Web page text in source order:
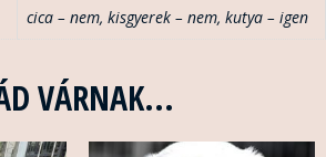
cica – nem, kisgyerek – nem, kutya – igen
VÁRNAK...